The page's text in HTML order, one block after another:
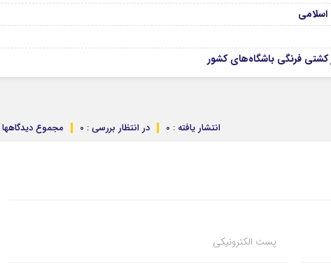
فرنگی باشگاه‌های کشور
مجموع دیدگاهها : در انتظار بررسی : 0 انتشار یافته : 0
پست الکترونیکی